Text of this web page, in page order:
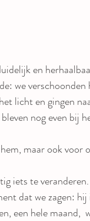
en
we
licht en gingen
nog even bij
maar ook voor
iets te
dat we zagen:
een hele maand,